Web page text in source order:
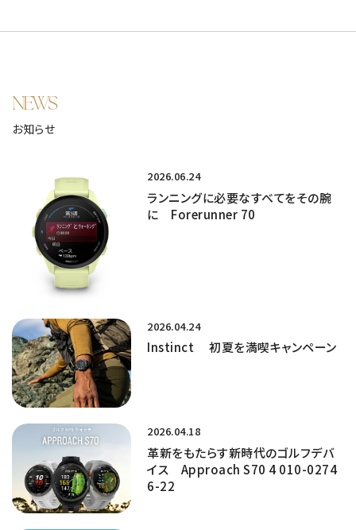
NEWS
お知らせ
2026.06.24
ランニングに必要なすべてをその腕
に Forerunner 70
2026.04.24
Instinct 初夏を満喫キャンペーン
2026.04.18
革新をもたらす新時代のゴルフデバ
イス Approach S70 4 010-0274
6-22